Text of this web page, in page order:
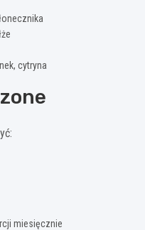
cytryna
miesięcznie